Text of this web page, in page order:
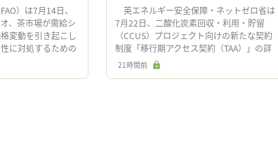
）は7月14日、
、茶市場が需給シ
変動を引き起こし
に対処するための
告書「世界の飲料
動向 […]
英エネルギー安全保障・ネットゼロ省は
7月22日、二酸化炭素回収・利用・貯留
（CCUS）プロジェクト向けの新たな契約
制度「移行期アクセス契約（TAA）」の詳
細案を発表した。英国政府は、政府支援に
大きく依存するCCUS市場 […]
21時間前